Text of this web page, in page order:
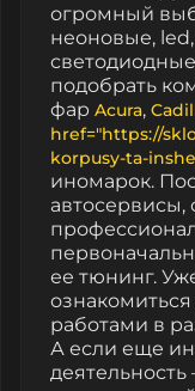
огромный
неоновые,
подобрать
фар Acura,
href="https://
korpusy-ta-
иномарок.
автосервисы,
ее тюнинг.
работами в
А если еще
деятельность